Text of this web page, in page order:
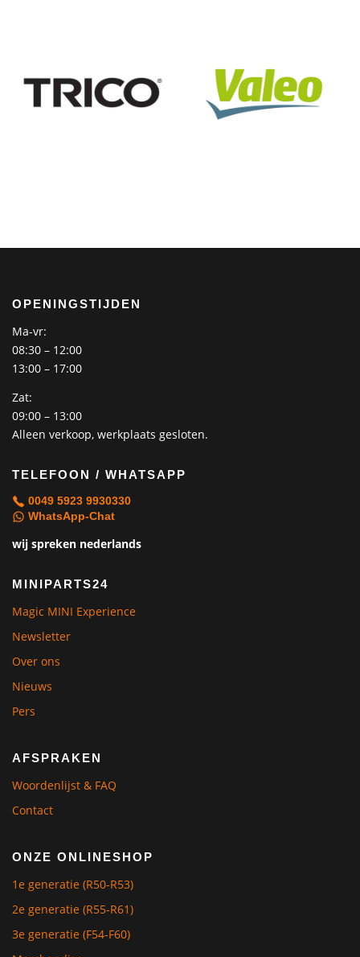
OPENINGSTIJDEN
Ma-vr:
08:30 – 12:00
13:00 – 17:00
Zat:
09:00 – 13:00
Alleen verkoop, werkplaats gesloten.
TELEFOON / WHATSAPP
0049 5923 9930330
WhatsApp-Chat
wij spreken nederlands
MINIPARTS24
Magic MINI Experience
Newsletter
Over ons
Nieuws
Pers
AFSPRAKEN
Woordenlijst & FAQ
Contact
ONZE ONLINESHOP
1e generatie (R50-R53)
2e generatie (R55-R61)
3e generatie (F54-F60)